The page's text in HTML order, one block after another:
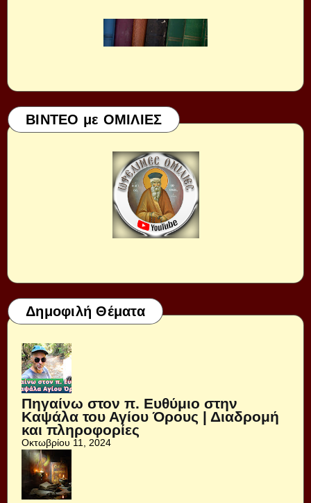
ΒΙΝΤΕΟ με ΟΜΙΛΙΕΣ
Δημοφιλή Θέματα
Πηγαίνω στον π. Ευθύμιο στην
Καψάλα του Αγίου Όρους | Διαδρομή
και πληροφορίες
Οκτωβρίου 11, 2024